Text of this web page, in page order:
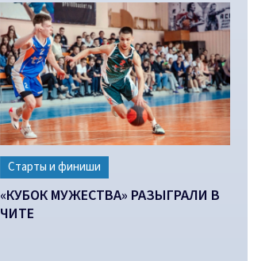
Старты и финиши
«КУБОК МУЖЕСТВА» РАЗЫГРАЛИ В
ЧИТЕ